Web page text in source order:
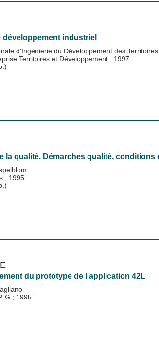
développement industriel
d'Ingénierie du Développement des
Territoires et Développement ; 1997
la qualité. Démarches qualité,
; 1995
du prototype de l'application 42L
G ; 1995